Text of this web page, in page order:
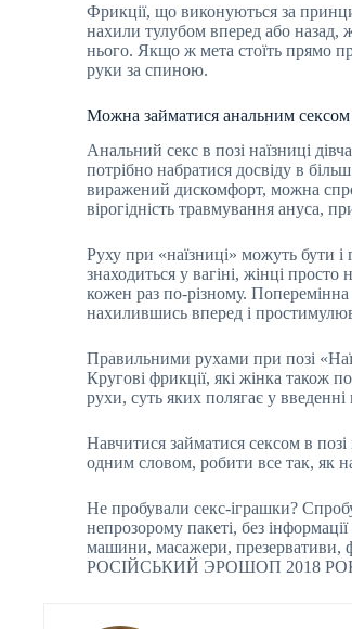
Фрикції, що виконуються за
нахили тулубом вперед або назад,
нього. Якщо ж мета стоїть прямо
руки за спиною.
Можна займатися анальним сексом
Анальний секс в позі наїзниці
потрібно набратися досвіду в
виражений дискомфорт, можна
вірогідність травмування ануса,
Руху при «наїзниці» можуть бути і
знаходиться у вагіні, жінці
кожен раз по-різному. Поперемінна
нахилившись вперед і
Правильними рухами при позі
Кругові фрикції, які жінка також
рухи, суть яких полягає у
Навчитися займатися сексом в
одним словом, робити все так, як
Не пробували секс-іграшки?
непрозорому пакеті, без
машини, масажери,
РОСІЙСЬКИЙ ЭРОШОП 2018